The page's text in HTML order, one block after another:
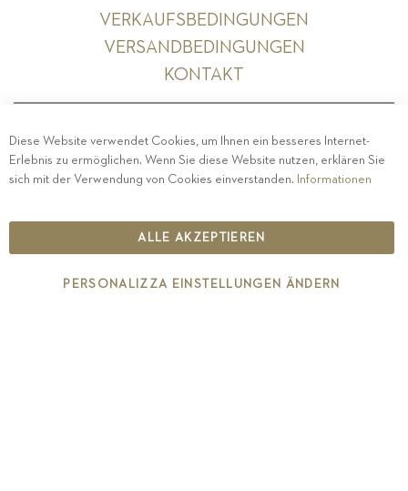
VERKAUFSBEDINGUNGEN
VERSANDBEDINGUNGEN
KONTAKT
PRIVACY-IMPRESSUM- COOKIE POLICY-
ETHISCHER KODEX
IT00126670215
Diese Website verwendet Cookies, um Ihnen ein besseres Internet-
Erlebnis zu ermöglichen. Wenn Sie diese Website nutzen, erklären Sie
sich mit der Verwendung von Cookies einverstanden. Informationen
ALLE AKZEPTIEREN
PERSONALIZZA EINSTELLUNGEN ÄNDERN